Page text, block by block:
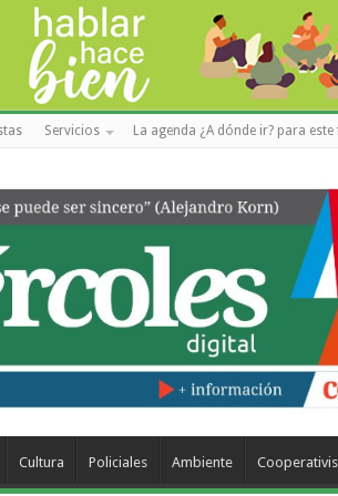
Servicios La agenda ¿A dónde ir? para este
Cultura Policiales Ambiente